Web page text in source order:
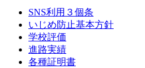
SNS利用３個条
いじめ防止基本方針
学校評価
進路実績
各種証明書